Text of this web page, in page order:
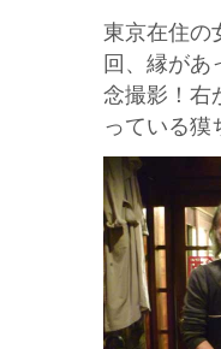
東京在住の
回、縁があ
念撮影！右
っている獏